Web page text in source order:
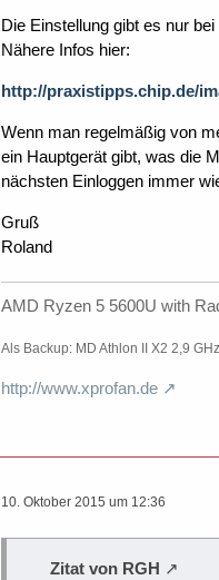
Die Einstellung gibt es nur
Nähere Infos hier:
http://praxistipps.chip.de/
Wenn man regelmäßig von
ein Hauptgerät gibt, was die
nächsten Einloggen immer
Gruß
Roland
AMD Ryzen 5 5600U with
Als Backup: MD Athlon II X2 2,9
http://www.xprofan.de
10. Oktober 2015 um 12:36
Zitat von RGH